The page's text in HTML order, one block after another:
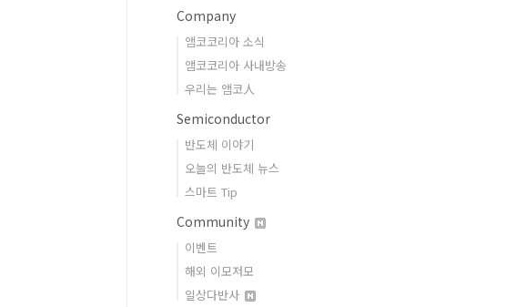
Company
앰코코리아 소식
앰코코리아 사내방송
우리는 앰코人
Semiconductor
반도체 이야기
오늘의 반도체 뉴스
스마트 Tip
Community
이벤트
해외 이모저모
일상다반사